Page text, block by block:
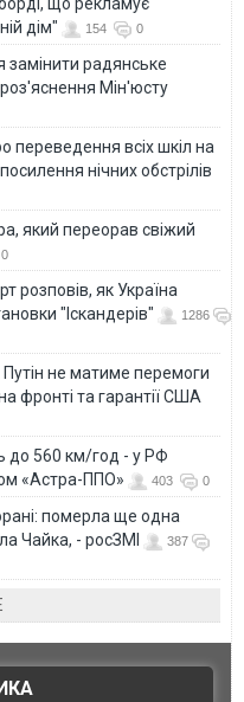
дім"
154 0
замінити радянське
Мін'юсту
переведення всіх шкіл на
нічних обстрілів
який переорав свіжий
0
розповів, як Україна
"Іскандерів"
1286
Путін не матиме перемоги
фронті та гарантії США
до 560 км/год - у РФ
«Астра-ППО»
403 0
померла ще одна
Чайка, - росЗМІ
387